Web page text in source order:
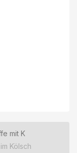
mit K
Kölsch